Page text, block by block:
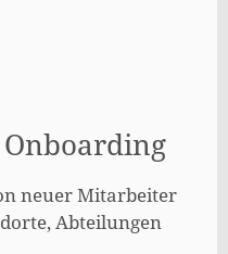
neuer Mitarbeiter
Abteilungen